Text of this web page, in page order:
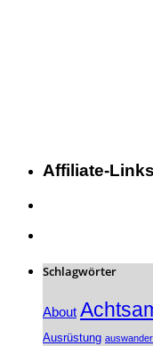
Affiliate-
Schlagwörter
About
Ausrüstung